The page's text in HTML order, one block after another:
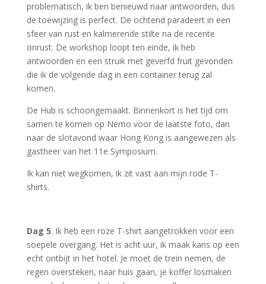
problematisch, ik ben benieuwd naar antwoorden, dus
de toewijzing is perfect. De ochtend paradeert in een
sfeer van rust en kalmerende stilte na de recente
onrust. De workshop loopt ten einde, ik heb
antwoorden en een struik met geverfd fruit gevonden
die ik de volgende dag in een container terug zal
komen.
De Hub is schoongemaakt. Binnenkort is het tijd om
samen te komen op Nemo voor de laatste foto, dan
naar de slotavond waar Hong Kong is aangewezen als
gastheer van het 11e Symposium.
Ik kan niet wegkomen, ik zit vast aan mijn rode T-
shirts.
Dag 5. Ik heb een roze T-shirt aangetrokken voor een
soepele overgang. Het is acht uur, ik maak kans op een
echt ontbijt in het hotel. Je moet de trein nemen, de
regen oversteken, naar huis gaan, je koffer losmaken